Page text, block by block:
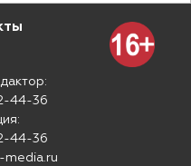
44-36
44-36